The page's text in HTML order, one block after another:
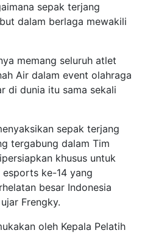
sepak terjang
dalam berlaga mewakili
memang seluruh atlet
Air dalam event olahraga
di dunia itu sama sekali
sepak terjang
tergabung dalam Tim
khusus untuk
ke-14 yang
besar Indonesia
Frengky.
oleh Kepala Pelatih